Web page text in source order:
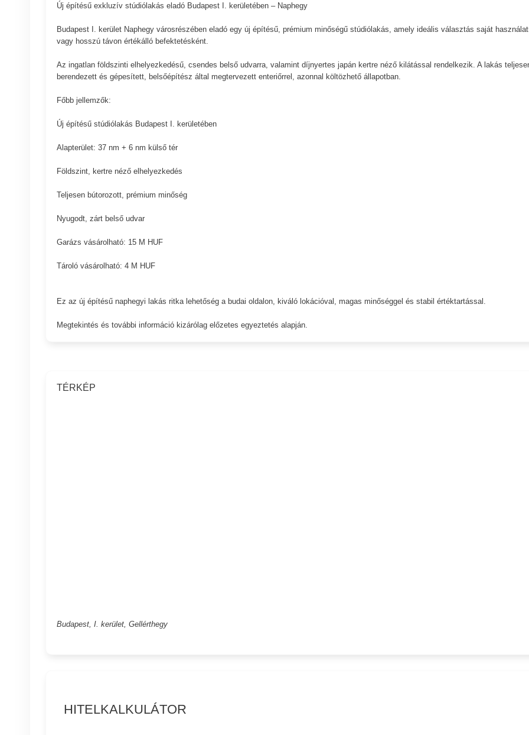
Új építésű exkluzív stúdiólakás eladó Budapest I. kerületében – Naphegy
Budapest I. kerület Naphegy városrészében eladó egy új építésű, prémium minőségű stúdiólakás, amely ideális választás saját
vagy hosszú távon értékálló befektetésként.
Az ingatlan földszinti elhelyezkedésű, csendes belső udvarra, valamint díjnyertes japán kertre néző kilátással rendelkezik. A lakás
berendezett és gépesített, belsőépítész által megtervezett enteriőrrel, azonnal költözhető állapotban.
Főbb jellemzők:
Új építésű stúdiólakás Budapest I. kerületében
Alapterület: 37 nm + 6 nm külső tér
Földszint, kertre néző elhelyezkedés
Teljesen bútorozott, prémium minőség
Nyugodt, zárt belső udvar
Garázs vásárolható: 15 M HUF
Tároló vásárolható: 4 M HUF
Ez az új építésű naphegyi lakás ritka lehetőség a budai oldalon, kiváló lokációval, magas minőséggel és stabil értéktartással.
Megtekintés és további információ kizárólag előzetes egyeztetés alapján.
TÉRKÉP
Budapest, I. kerület, Gellérthegy
HITELKALKULÁTOR